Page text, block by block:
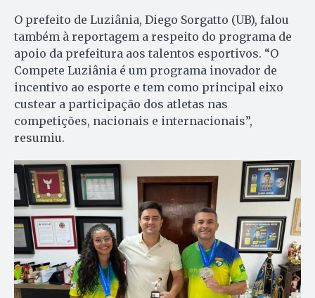
O prefeito de Luziânia, Diego Sorgatto (UB), falou
também à reportagem a respeito do programa de
apoio da prefeitura aos talentos esportivos. “O
Compete Luziânia é um programa inovador de
incentivo ao esporte e tem como principal eixo
custear a participação dos atletas nas
competições, nacionais e internacionais”,
resumiu.